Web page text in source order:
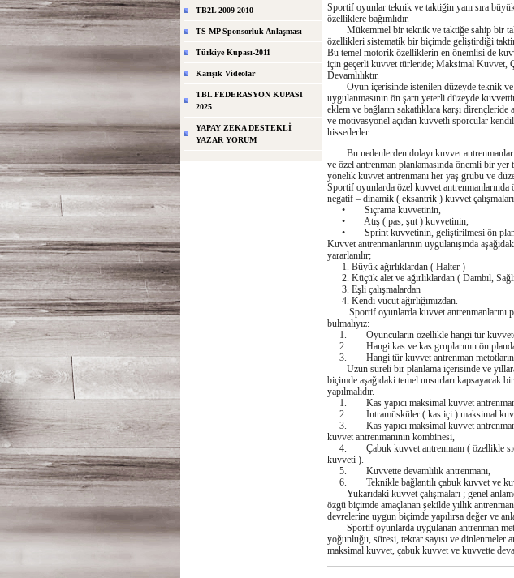
TB2L 2009-2010
TS-MP Sponsorluk Anlaşması
Türkiye Kupası-2011
Karışık Videolar
TBL FEDERASYON KUPASI
2025
YAPAY ZEKA DESTEKLİ
YAZAR YORUM
Sportif oyunlar teknik ve taktiğin yanı sıra
özelliklere bağımlıdır.
Mükemmel bir teknik ve taktiğe sahip bir
özellikleri sistematik bir biçimde geliştirdiği
Bu temel motorik özelliklerin en önemlisi de
için geçerli kuvvet türleride; Maksimal Kuvvet,
Devamlılıktır.
Oyun içerisinde istenilen düzeyde teknik ve
uygulanmasının ön şartı yeterli düzeyde
eklem ve bağların sakatlıklara karşı dirençleride
ve motivasyonel açıdan kuvvetli sporcular
hissederler.
Bu nedenlerden dolayı kuvvet
ve özel antrenman planlamasında önemli bir yer
yönelik kuvvet antrenmanı her yaş grubu ve
Sportif oyunlarda özel kuvvet
negatif – dinamik ( eksantrik ) kuvvet
• Sıçrama kuvvetinin,
• Atış ( pas, şut ) kuvvetinin,
• Sprint kuvvetinin, geliştirilmesi ön
Kuvvet antrenmanlarının uygulanışında
yararlanılır;
1. Büyük ağırlıklardan ( Halter )
2. Küçük alet ve ağırlıklardan ( Dambıl,
3. Eşli çalışmalardan
4. Kendi vücut ağırlığımızdan.
Sportif oyunlarda kuvvet antrenmanlarını
bulmalıyız:
1. Oyuncuların özellikle hangi tür kuvvete
2. Hangi kas ve kas gruplarının ön planda
3. Hangi tür kuvvet antrenman
Uzun süreli bir planlama içerisinde ve yıllara
biçimde aşağıdaki temel unsurları kapsayacak
yapılmalıdır.
1. Kas yapıcı maksimal kuvvet
2. İntramüsküler ( kas içi ) maksimal
3. Kas yapıcı maksimal kuvvet
kuvvet antrenmanının kombinesi,
4. Çabuk kuvvet antrenmanı ( özellikle
kuvveti ).
5. Kuvvette devamlılık antrenmanı,
6. Teknikle bağlantılı çabuk kuvvet ve
Yukarıdaki kuvvet çalışmaları ; genel
özgü biçimde amaçlanan şekilde yıllık
devrelerine uygun biçimde yapılırsa değer ve
Sportif oyunlarda uygulanan antrenman
yoğunluğu, süresi, tekrar sayısı ve dinlenmeler
maksimal kuvvet, çabuk kuvvet ve kuvvette